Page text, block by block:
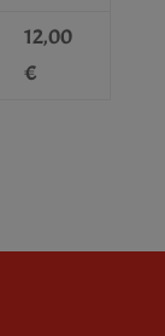
12,00
€